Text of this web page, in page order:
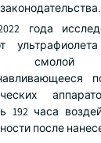
года
смолой
192 часа
после